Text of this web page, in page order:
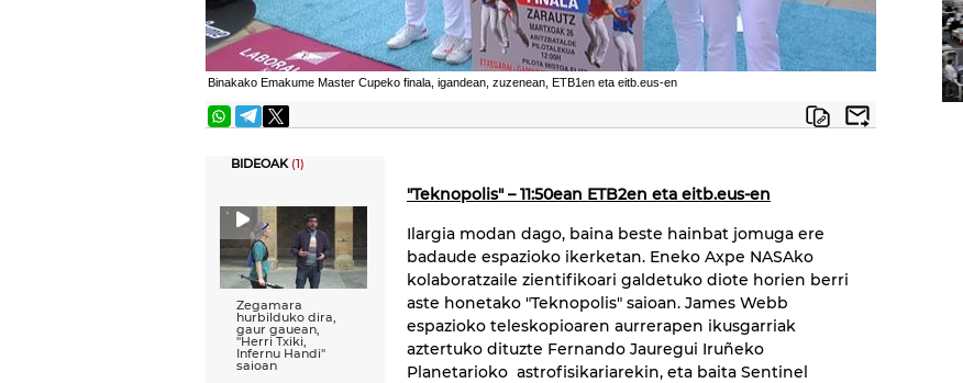
Binakako Emakume Master Cupeko finala, igandean, zuzenean, ETB1en eta eitb.eus-en
BIDEOAK(1)
Zegamara
hurbilduko dira,
gaur gauean,
''Herri Txiki,
Infernu Handi''
saioan
"Teknopolis" – 11:50ean ETB2en eta eitb.eus-en
Ilargia modan dago, baina beste hainbat jomuga ere
badaude espazioko ikerketan. Eneko Axpe NASAko
kolaboratzaile zientifikoari galdetuko diote horien berri
aste honetako "Teknopolis" saioan. James Webb
espazioko teleskopioaren aurrerapen ikusgarriak
aztertuko dituzte Fernando Jauregui Iruñeko
Planetarioko astrofisikariarekin, eta baita Sentinel